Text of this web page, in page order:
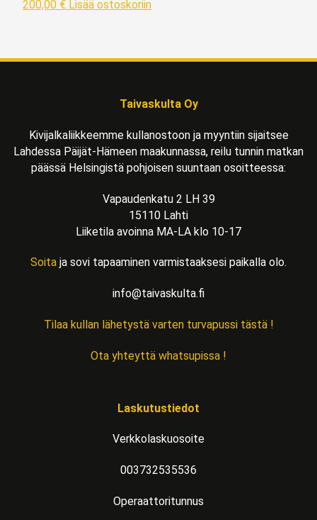
200,00 € Lisää ostoskoriin
Taivaskulta Oy
Kivijalkaliikkeemme kullanostoon ja myyntiin sijaitsee
Lahdessa Päijät-Hämeen maakunnassa, reilu tunnin matkan
päässä Helsingistä pohjoisen suuntaan osoitteessa:
Vapaudenkatu 2 LH 39
15110 Lahti
Liiketila avoinna MA-LA klo 10-17
Soita ja sovi tapaaminen varmistaaksesi paikalla olo.
info@taivaskulta.fi
Tilaa kullan lähetystä varten turvapussi tästä !
Ota yhteyttä whatsupissa !
Laskutustiedot
Verkkolaskuosoite
003732535536
Operaattoritunnus